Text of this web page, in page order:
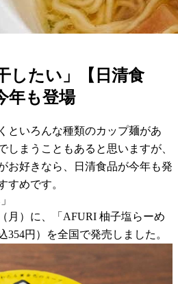
したい」【日清食
年も登場
といろんな種類のカップ麺があ
しまうこともあると思いますが、
お好きなら、日清食品が今年も発
すめです。
月）に、「AFURI 柚子塩らーめ
354円）を全国で発売しました。